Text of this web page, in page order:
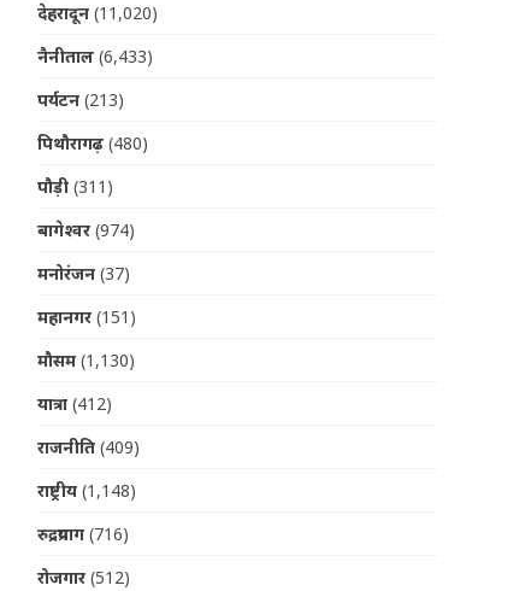
देहरादून(11,020)
नैनीताल(6,433)
पर्यटन(213)
पिथौरागढ़(480)
पौड़ी(311)
बागेश्वर(974)
मनोरंजन(37)
महानगर(151)
मौसम(1,130)
यात्रा(412)
राजनीति(409)
राष्ट्रीय(1,148)
रुद्रप्रयाग(716)
रोजगार(512)